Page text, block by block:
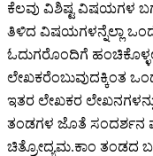
ಕೆಲವು ವಿಶಿಷ್ಟ ವಿಷಯಗಳ
ತಿಳಿದ ವಿಷಯಗಳನ್ನೆಲ್ಲಾ
ಓದುಗರೊಂದಿಗೆ
ಲೇಖಕರೆಂಬುವುದಕ್ಕಿಂತ
ಇತರ ಲೇಖಕರ
ತಂಡಗಳ ಜೊತೆ ಸಂದರ್ಶನ
ಚಿತ್ರೋದ್ಯಮ.ಕಾಂ ತಂಡದ